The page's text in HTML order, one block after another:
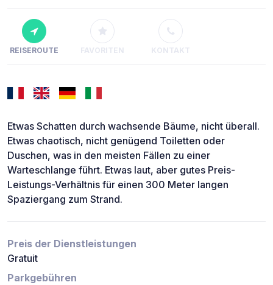
REISEROUTE FAVORITEN KONTAKT
Etwas Schatten durch wachsende Bäume, nicht überall.
Etwas chaotisch, nicht genügend Toiletten oder
Duschen, was in den meisten Fällen zu einer
Warteschlange führt. Etwas laut, aber gutes Preis-
Leistungs-Verhältnis für einen 300 Meter langen
Spaziergang zum Strand.
Preis der Dienstleistungen
Gratuit
Parkgebühren